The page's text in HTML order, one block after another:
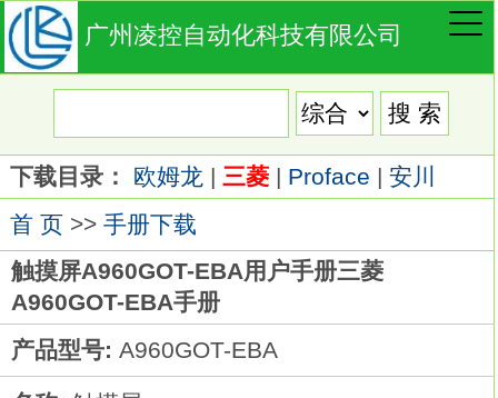
广州凌控自动化科技有限公司
下载目录： 欧姆龙 | 三菱| Proface | 安川
首 页>> 手册下载
触摸屏A960GOT-EBA用户手册三菱
A960GOT-EBA手册
产品型号: A960GOT-EBA